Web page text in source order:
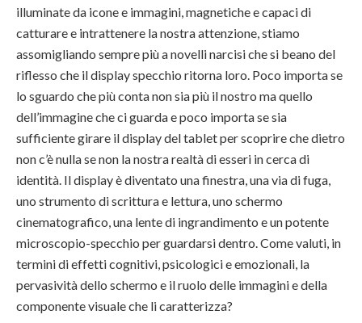
illuminate da icone e immagini, magnetiche e capaci di
catturare e intrattenere la nostra attenzione, stiamo
assomigliando sempre più a novelli narcisi che si beano del
riflesso che il display specchio ritorna loro. Poco importa se
lo sguardo che più conta non sia più il nostro ma quello
dell’immagine che ci guarda e poco importa se sia
sufficiente girare il display del tablet per scoprire che dietro
non c’è nulla se non la nostra realtà di esseri in cerca di
identità. Il display è diventato una finestra, una via di fuga,
uno strumento di scrittura e lettura, uno schermo
cinematografico, una lente di ingrandimento e un potente
microscopio-specchio per guardarsi dentro. Come valuti, in
termini di effetti cognitivi, psicologici e emozionali, la
pervasività dello schermo e il ruolo delle immagini e della
componente visuale che li caratterizza?